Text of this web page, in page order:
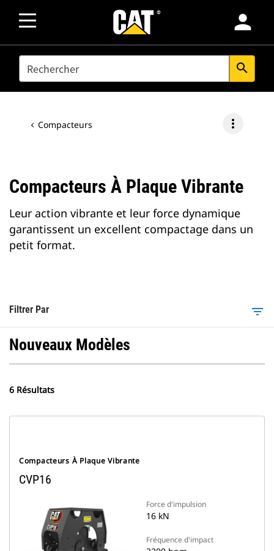
person
SEARCH search
Compacteurs more_vert
Compacteurs À Plaque Vibrante
Leur action vibrante et leur force dynamique
garantissent un excellent compactage dans un
petit format.
Filtrer Par filter_list
Nouveaux Modèles
6 Résultats
Compacteurs À Plaque Vibrante
CVP16
Force d'impulsion
16 kN
Fréquence d'impact